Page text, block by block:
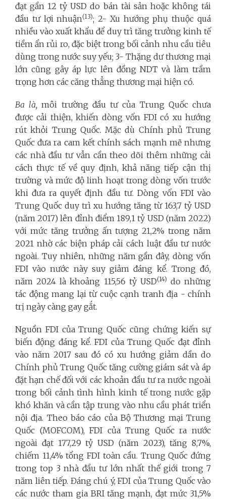
đạt gần 12 tỷ USD do bán tài sản hoặc không tái
đầu tư lợi nhuận(13); 2- Xu hướng phụ thuộc quá
nhiều vào xuất khẩu để duy trì tăng trưởng kinh tế
tiềm ẩn rủi ro, đặc biệt trong bối cảnh nhu cầu tiêu
dùng trong nước suy yếu; 3- Thặng dư thương mại
lớn cũng gây áp lực lên đồng NDT và làm trầm
trọng hơn các căng thẳng thương mại hiện có.
Ba là,môi trường đầu tư của Trung Quốc chưa
được cải thiện, khiến dòng vốn FDI có xu hướng
rút khỏi Trung Quốc. Mặc dù Chính phủ Trung
Quốc đưa ra cam kết chính sách mạnh mẽ nhưng
các nhà đầu tư vẫn cần theo dõi thêm những cải
cách thực tế về quy định, khả năng tiếp cận thị
trường và mức độ linh hoạt trong dòng vốn trước
khi đưa ra quyết định đầu tư. Dòng vốn FDI vào
Trung Quốc duy trì xu hướng tăng từ 163,7 tỷ USD
(năm 2017) lên đỉnh điểm 189,1 tỷ USD (năm 2022)
với mức tăng trưởng ấn tượng 21,2% trong năm
2021 nhờ các biện pháp cải cách luật đầu tư nước
ngoài. Tuy nhiên, những năm gần đây, dòng vốn
FDI vào nước này suy giảm đáng kể. Trong đó,
năm 2024 là khoảng 115,56 tỷ USD(14) do những
tác động mang lại từ cuộc cạnh tranh địa - chính
trị ngày càng gay gắt.
Nguồn FDI của Trung Quốc cũng chứng kiến sự
biến động đáng kể. FDI của Trung Quốc đạt đỉnh
vào năm 2017 sau đó có xu hướng giảm dần do
Chính phủ Trung Quốc tăng cường giám sát và áp
đặt hạn chế đối với các khoản đầu tư ra nước ngoài
trong bối cảnh tình hình kinh tế trong nước gặp
khó khăn và cần tập trung vào nhu cầu phát triển
nội địa. Theo báo cáo của Bộ Thương mại Trung
Quốc (MOFCOM), FDI của Trung Quốc ra nước
ngoài đạt 177,29 tỷ USD (năm 2023), tăng 8,7%,
chiếm 11,4% tổng FDI toàn cầu. Trung Quốc đứng
trong top 3 nhà đầu tư lớn nhất thế giới trong 7
năm liên tiếp. Đáng chú ý, FDI của Trung Quốc vào
các nước tham gia BRI tăng mạnh, đạt mức 31,5%